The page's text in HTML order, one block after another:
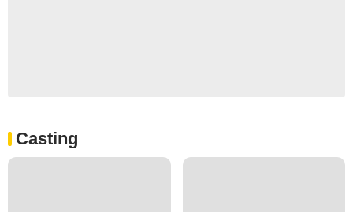
Casting